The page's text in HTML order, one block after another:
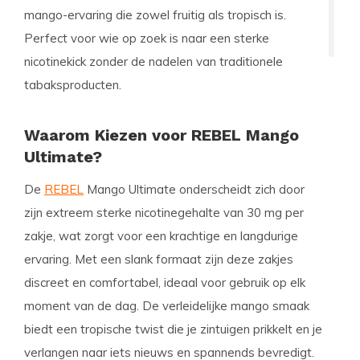
mango-ervaring die zowel fruitig als tropisch is.
Perfect voor wie op zoek is naar een sterke
nicotinekick zonder de nadelen van traditionele
tabaksproducten.
Waarom Kiezen voor REBEL Mango
Ultimate?
De REBEL Mango Ultimate onderscheidt zich door
zijn extreem sterke nicotinegehalte van 30 mg per
zakje, wat zorgt voor een krachtige en langdurige
ervaring. Met een slank formaat zijn deze zakjes
discreet en comfortabel, ideaal voor gebruik op elk
moment van de dag. De verleidelijke mango smaak
biedt een tropische twist die je zintuigen prikkelt en je
verlangen naar iets nieuws en spannends bevredigt.